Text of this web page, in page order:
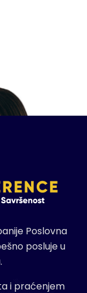
Poslovna
posluje u
i praćenjem